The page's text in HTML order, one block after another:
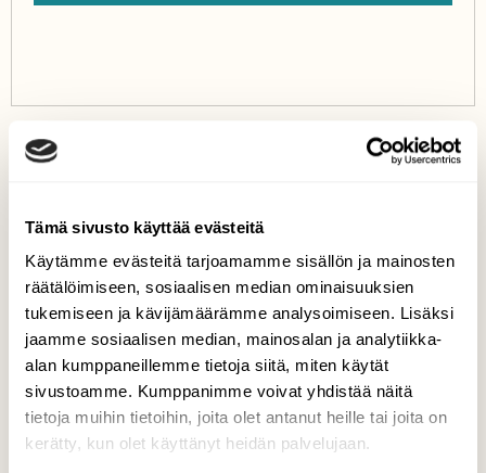
Tämä sivusto käyttää evästeitä
Käytämme evästeitä tarjoamamme sisällön ja mainosten
räätälöimiseen, sosiaalisen median ominaisuuksien
tukemiseen ja kävijämäärämme analysoimiseen. Lisäksi
jaamme sosiaalisen median, mainosalan ja analytiikka-
alan kumppaneillemme tietoja siitä, miten käytät
sivustoamme. Kumppanimme voivat yhdistää näitä
tietoja muihin tietoihin, joita olet antanut heille tai joita on
kerätty, kun olet käyttänyt heidän palvelujaan.
TARHAKÄÄRME
Tilaa Suomen Luonto
Tue ajankohtaista ja asiantuntevaa
luonto- ja ympäristöjournalismia.
Tilaa Suomen Luonto ja tule mukaan